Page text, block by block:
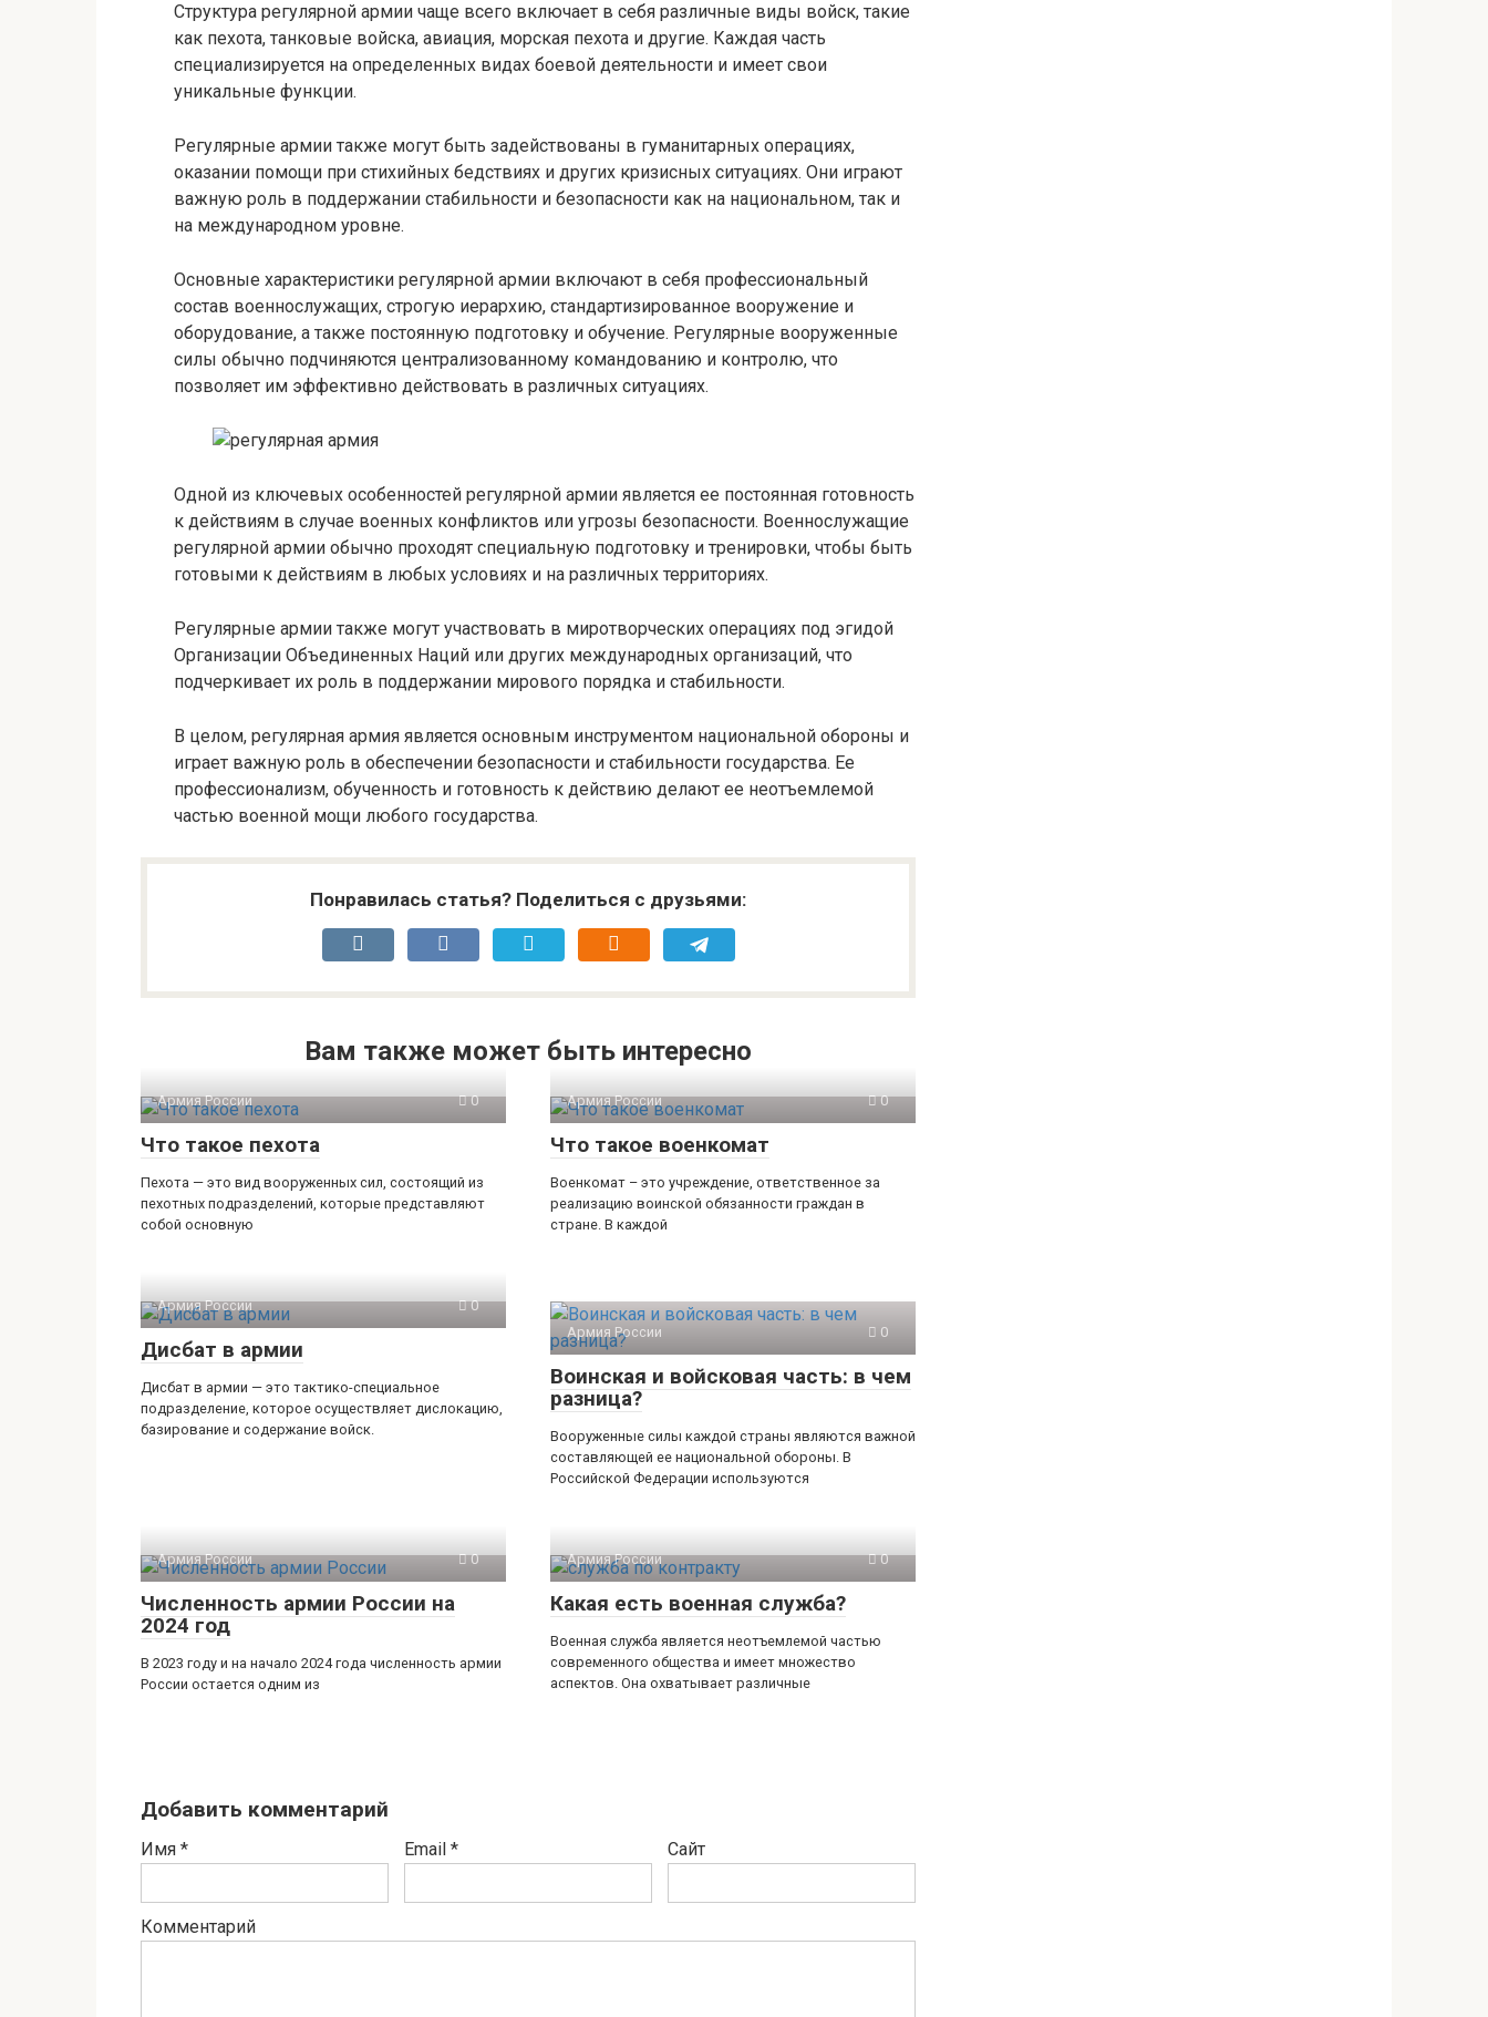
Структура регулярной армии чаще всего включает в себя различные виды войск, такие
как пехота, танковые войска, авиация, морская пехота и другие. Каждая часть
специализируется на определенных видах боевой деятельности и имеет свои
уникальные функции.
Регулярные армии также могут быть задействованы в гуманитарных операциях,
оказании помощи при стихийных бедствиях и других кризисных ситуациях. Они играют
важную роль в поддержании стабильности и безопасности как на национальном, так и
на международном уровне.
Основные характеристики регулярной армии включают в себя профессиональный
состав военнослужащих, строгую иерархию, стандартизированное вооружение и
оборудование, а также постоянную подготовку и обучение. Регулярные вооруженные
силы обычно подчиняются централизованному командованию и контролю, что
позволяет им эффективно действовать в различных ситуациях.
Одной из ключевых особенностей регулярной армии является ее постоянная готовность
к действиям в случае военных конфликтов или угрозы безопасности. Военнослужащие
регулярной армии обычно проходят специальную подготовку и тренировки, чтобы быть
готовыми к действиям в любых условиях и на различных территориях.
Регулярные армии также могут участвовать в миротворческих операциях под эгидой
Организации Объединенных Наций или других международных организаций, что
подчеркивает их роль в поддержании мирового порядка и стабильности.
В целом, регулярная армия является основным инструментом национальной обороны и
играет важную роль в обеспечении безопасности и стабильности государства. Ее
профессионализм, обученность и готовность к действию делают ее неотъемлемой
частью военной мощи любого государства.
Понравилась статья? Поделиться с друзьями:
Вам также может быть интересно
Армия России 0
Что такое пехота
Пехота — это вид вооруженных сил, состоящий из
пехотных подразделений, которые представляют
собой основную
Армия России 0
Что такое военкомат
Военкомат – это учреждение, ответственное за
реализацию воинской обязанности граждан в
стране. В каждой
Армия России 0
Дисбат в армии
Дисбат в армии — это тактико-специальное
подразделение, которое осуществляет дислокацию,
базирование и содержание войск.
Армия России 0
Воинская и войсковая часть: в чем
разница?
Вооруженные силы каждой страны являются важной
составляющей ее национальной обороны. В
Российской Федерации используются
Армия России 0
Численность армии России на
2024 год
В 2023 году и на начало 2024 года численность армии
России остается одним из
Армия России 0
Какая есть военная служба?
Военная служба является неотъемлемой частью
современного общества и имеет множество
аспектов. Она охватывает различные
Добавить комментарий
Имя * Email * Сайт
Комментарий